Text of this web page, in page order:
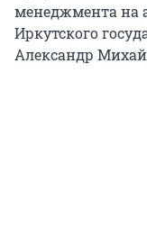
менеджмента на
Иркутского
Александр